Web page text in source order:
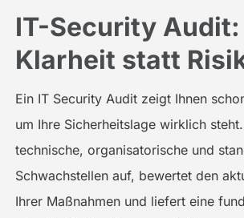
IT-Security Audit:
Klarheit statt
Ein IT Security Audit zeigt Ihnen
um Ihre Sicherheitslage wirklich
technische, organisatorische und
Schwachstellen auf, bewertet den
Ihrer Maßnahmen und liefert eine